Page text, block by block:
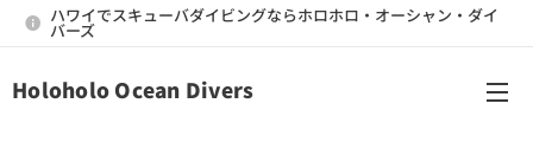
ハワイでスキューバダイビングならホロホロ・オーシャン・ダイ
バーズ
Holoholo Ocean Divers